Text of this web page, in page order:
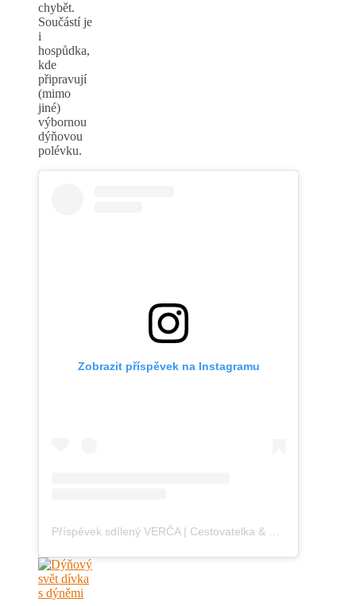
chybět.
Součástí je
i
hospůdka,
kde
připravují
(mimo
jiné)
výbornou
dýňovou
polévku.
Zobrazit příspěvek na Instagramu
Příspěvek sdílený VERČA | Cestovatelka & Blogerka (@blondontheroad)